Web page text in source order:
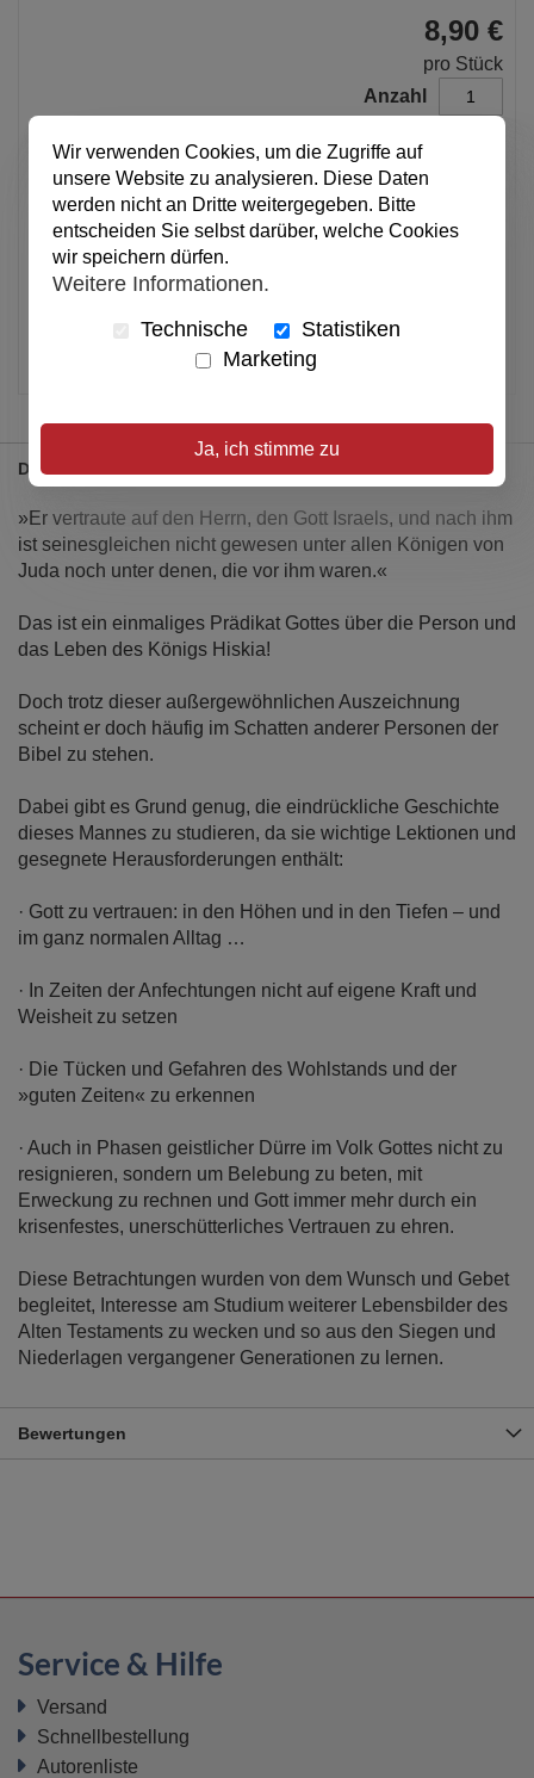
8,90 €
pro Stück
Anzahl
In den Warenkorb
Details
»Er vertraute auf den Herrn, den Gott Israels, und nach ihm
ist seinesgleichen nicht gewesen unter allen Königen von
Juda noch unter denen, die vor ihm waren.«
Das ist ein einmaliges Prädikat Gottes über die Person und
das Leben des Königs Hiskia!
Doch trotz dieser außergewöhnlichen Auszeichnung
scheint er doch häufig im Schatten anderer Personen der
Bibel zu stehen.
Dabei gibt es Grund genug, die eindrückliche Geschichte
dieses Mannes zu studieren, da sie wichtige Lektionen und
gesegnete Herausforderungen enthält:
· Gott zu vertrauen: in den Höhen und in den Tiefen – und
im ganz normalen Alltag …
· In Zeiten der Anfechtungen nicht auf eigene Kraft und
Weisheit zu setzen
· Die Tücken und Gefahren des Wohlstands und der
»guten Zeiten« zu erkennen
· Auch in Phasen geistlicher Dürre im Volk Gottes nicht zu
resignieren, sondern um Belebung zu beten, mit
Erweckung zu rechnen und Gott immer mehr durch ein
krisenfestes, unerschütterliches Vertrauen zu ehren.
Diese Betrachtungen wurden von dem Wunsch und Gebet
begleitet, Interesse am Studium weiterer Lebensbilder des
Alten Testaments zu wecken und so aus den Siegen und
Niederlagen vergangener Generationen zu lernen.
Bewertungen
Wir verwenden Cookies, um die Zugriffe auf
unsere Website zu analysieren. Diese Daten
werden nicht an Dritte weitergegeben. Bitte
entscheiden Sie selbst darüber, welche Cookies
wir speichern dürfen.
Weitere Informationen.
Technische
Statistiken
Marketing
Ja, ich stimme zu
Service & Hilfe
Versand
Schnellbestellung
Autorenliste